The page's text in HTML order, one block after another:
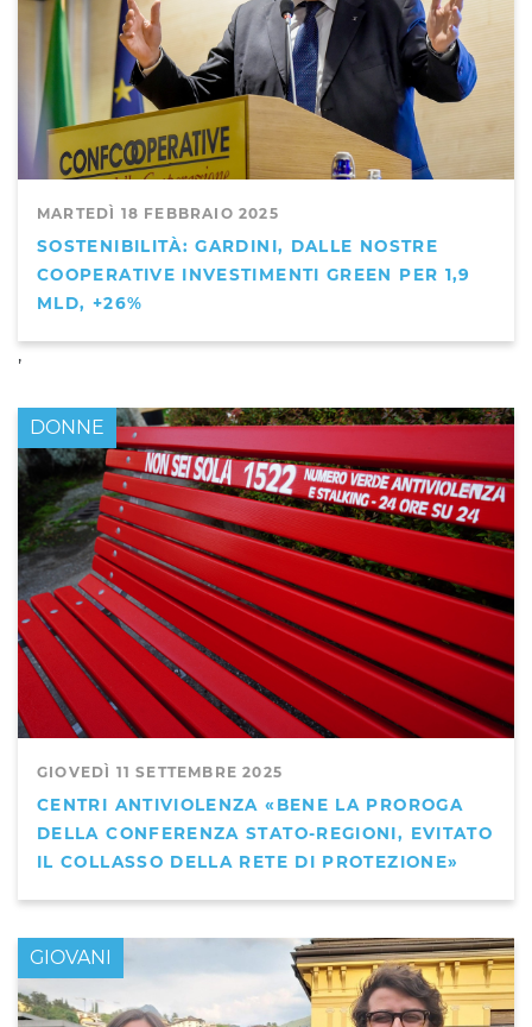
MARTEDÌ 18 FEBBRAIO 2025
SOSTENIBILITÀ: GARDINI, DALLE NOSTRE
COOPERATIVE INVESTIMENTI GREEN PER 1,9
MLD, +26%
,
GIOVEDÌ 11 SETTEMBRE 2025
CENTRI ANTIVIOLENZA «BENE LA PROROGA
DELLA CONFERENZA STATO-REGIONI, EVITATO
IL COLLASSO DELLA RETE DI PROTEZIONE»
DONNE
GIOVANI